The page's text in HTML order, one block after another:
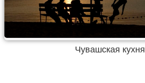
Чувашская кухня